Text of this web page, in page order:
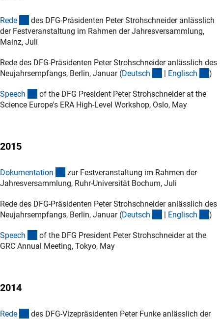
Rede (Download)
des DFG-Präsidenten Peter Strohschneider anlässlich
der Festveranstaltung im Rahmen der Jahresversammlung,
Mainz, Juli
Rede des DFG-Präsidenten Peter Strohschneider anlässlich des
Neujahrsempfangs, Berlin, Januar (Deutsch (Download)
| Englisch )
Speech (Download)
of the DFG President Peter Strohschneider at the
Science Europe's ERA High-Level Workshop, Oslo, May
2015
Dokumentation (Download)
zur Festveranstaltung im Rahmen der
Jahresversammlung, Ruhr-Universität Bochum, Juli
Rede des DFG-Präsidenten Peter Strohschneider anlässlich des
Neujahrsempfangs, Berlin, Januar (Deutsch (Download)
| Englisch )
Speech (Download)
of the DFG President Peter Strohschneider at the
GRC Annual Meeting, Tokyo, May
2014
Rede (Download)
des DFG-Vizepräsidenten Peter Funke anlässlich der